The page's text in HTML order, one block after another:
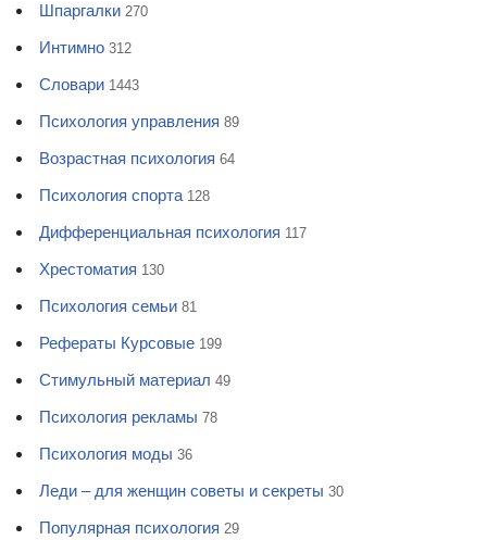
Шпаргалки 270
Интимно 312
Словари 1443
Психология управления 89
Возрастная психология 64
Психология спорта 128
Дифференциальная психология 117
Хрестоматия 130
Психология семьи 81
Рефераты Курсовые 199
Стимульный материал 49
Психология рекламы 78
Психология моды 36
Леди – для женщин советы и секреты 30
Популярная психология 29